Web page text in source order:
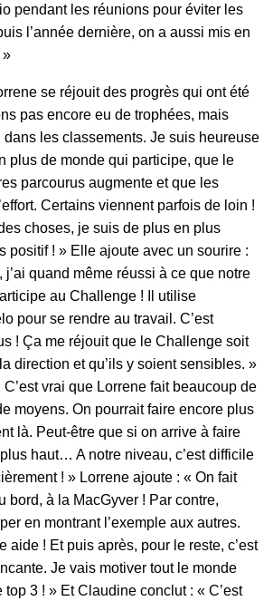
pendant les réunions pour éviter les
l’année dernière, on a aussi mis en
»
se réjouit des progrès qui ont été
pas encore eu de trophées, mais
les classements. Je suis heureuse
plus de monde qui participe, que le
parcourus augmente et que les
Certains viennent parfois de loin !
choses, je suis de plus en plus
positif ! » Elle ajoute avec un sourire :
j’ai quand même réussi à ce que notre
au Challenge ! Il utilise
pour se rendre au travail. C’est
! Ça me réjouit que le Challenge soit
direction et qu’ils y soient sensibles. »
vrai que Lorrene fait beaucoup de
moyens. On pourrait faire encore plus
là. Peut-être que si on arrive à faire
haut… A notre niveau, c’est difficile
! » Lorrene ajoute : « On fait
bord, à la MacGyver ! Par contre,
en montrant l’exemple aux autres.
aide ! Et puis après, pour le reste, c’est
Je vais motiver tout le monde
3 ! » Et Claudine conclut : « C’est